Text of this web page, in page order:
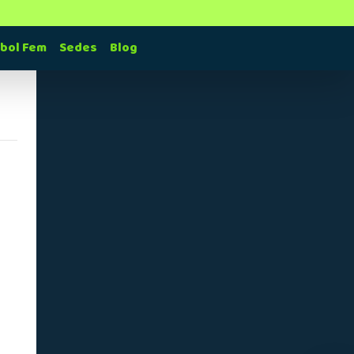
Fem Sedes Blog